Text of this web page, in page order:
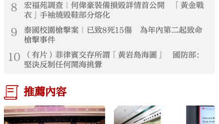
8
宏福苑調查｜何偉豪裝備損毀詳情首公開 「黃金戰
衣」手袖燒毀鞋部分熔化
9
泰國校園槍擊案｜已致8死15傷 為年內第二起致命
槍擊事件
10
（有片）菲律賓交存所謂「黃岩島海圖」 國防部：
堅決反制任何鬧海挑釁
推薦內容